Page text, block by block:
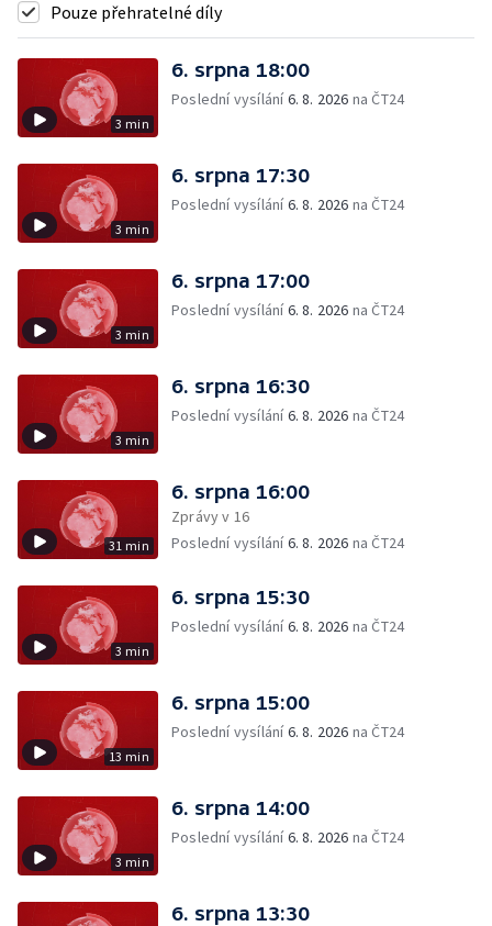
Pouze přehratelné díly
3 min
6. srpna 18:00
Poslední vysílání6. 8. 2026 na ČT24
3 min
6. srpna 17:30
Poslední vysílání6. 8. 2026 na ČT24
3 min
6. srpna 17:00
Poslední vysílání6. 8. 2026 na ČT24
3 min
6. srpna 16:30
Poslední vysílání6. 8. 2026 na ČT24
31 min
6. srpna 16:00
Zprávy v 16
Poslední vysílání6. 8. 2026 na ČT24
3 min
6. srpna 15:30
Poslední vysílání6. 8. 2026 na ČT24
13 min
6. srpna 15:00
Poslední vysílání6. 8. 2026 na ČT24
3 min
6. srpna 14:00
Poslední vysílání6. 8. 2026 na ČT24
6. srpna 13:30